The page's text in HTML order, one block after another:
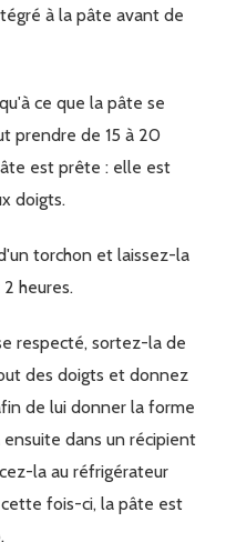
à la pâte avant de
prendre de 15 à 20
est prête : elle est
doigts.
heures.
des doigts et donnez
de lui donner la forme
dans un récipient
la au réfrigérateur
fois-ci, la pâte est